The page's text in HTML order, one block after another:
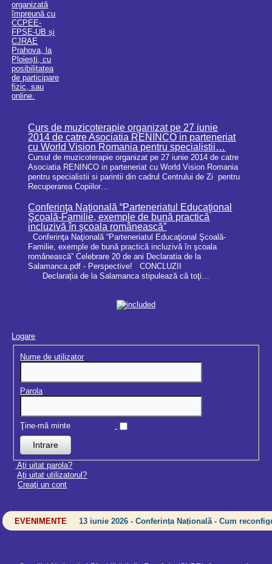
Curs de muzicoterapie organizat pe 27 iunie
2014 de catre Asociatia RENINCO in parteneriat
cu World Vision Romania pentru specialistii…
Cursul de muzicoterapie organizat pe 27 iunie 2014 de catre
Asociatia RENINCO in parteneriat cu World Vision Romania
pentru specialistii si parintii din cadrul Centrului de Zi pentru
Recuperarea Copiilor…
Conferinţa Naţională “Parteneriatul Educaţional
Şcoală-Familie, exemple de bună practică
incluzivă în şcoala românească”
Conferinţa Naţională “Parteneriatul Educaţional Şcoală-
Familie, exemple de bună practică incluzivă în şcoala
românească” Celebrare 20 de ani Declaratia de la
Salamanca.pdf - Perspective! CONCLUZII
Declarația de la Salamanca stipulează că toţi…
Logare
Nume de utilizator
Parola
Ţine-mă minte
Aţi uitat parola?
Aţi uitat utilizatorul?
Creaţi un cont
EVENIMENTE 13 iunie 2026 - Conferința Națională - Cum